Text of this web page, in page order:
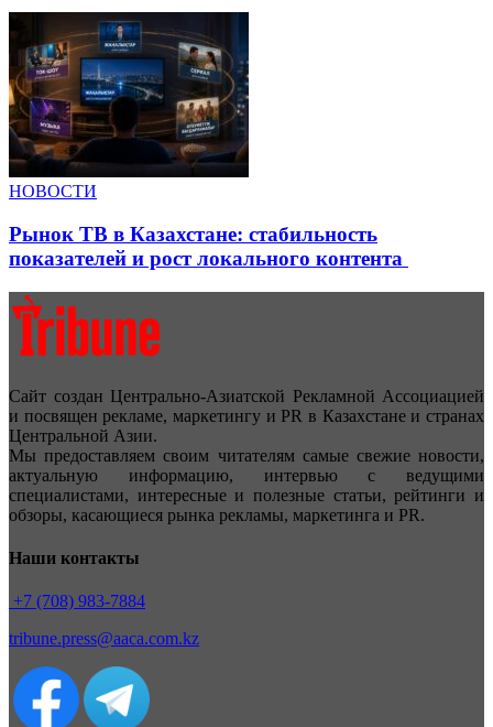
НОВОСТИ
Рынок ТВ в Казахстане: стабильность
показателей и рост локального контента
Сайт создан Центрально-Азиатской Рекламной Ассоциацией
и посвящен рекламе, маркетингу и PR в Казахстане и странах
Центральной Азии.
Мы предоставляем своим читателям самые свежие новости,
актуальную информацию, интервью с ведущими
специалистами, интересные и полезные статьи, рейтинги и
обзоры, касающиеся рынка рекламы, маркетинга и PR.
Наши контакты
+7 (708) 983-7884
tribune.press@aaca.com.kz